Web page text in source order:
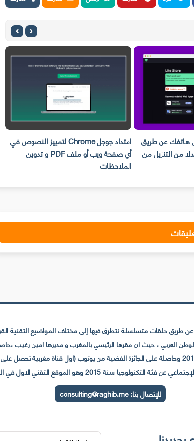
هاتفك عن طريق
من التنزيل من
امتداد جوجل Chrome لتمييز النصوص في
أي صفحة ويب أو ملف PDF و تدوين
الملاحظات
حلقات متسلسلة نتطرق فيها إلى مختلف المواضيع التقنية
سنة 2015 وهو الموقع التقني الاول في المغرب والعالم العربي
للإتصال بنا:consulting@raghib.me